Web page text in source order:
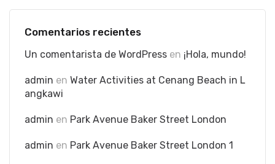
Comentarios recientes
Un comentarista de WordPress en ¡Hola, mundo!
admin en Water Activities at Cenang Beach in L
angkawi
admin en Park Avenue Baker Street London
admin en Park Avenue Baker Street London 1